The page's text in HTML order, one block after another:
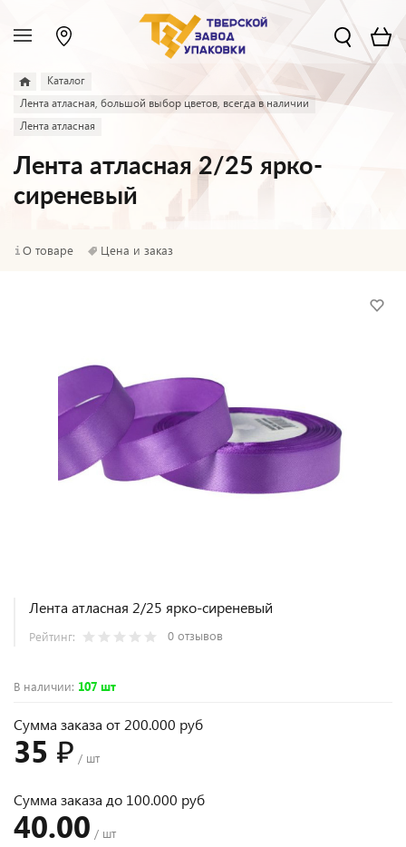
Каталог
Лента атласная, большой выбор цветов, всегда в наличии
Лента атласная
Лента атласная 2/25 ярко-
сиреневый
О товаре Цена и заказ
Лента атласная 2/25 ярко-сиреневый
Рейтинг: 0 отзывов
В наличии: 107 шт
Сумма заказа от 200.000 руб
35 ₽ / шт
Сумма заказа до 100.000 руб
40.00 / шт